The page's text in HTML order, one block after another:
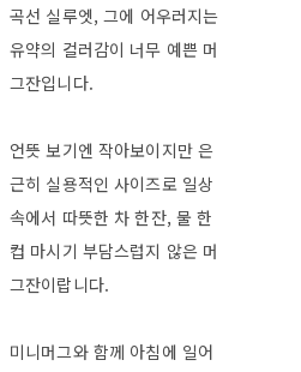
곡선 실루엣, 그에 어우러지는
유약의 컬러감이 너무 예쁜 머
그잔입니다.
언뜻 보기엔 작아보이지만 은
근히 실용적인 사이즈로 일상
속에서 따뜻한 차 한잔, 물 한
컵 마시기 부담스럽지 않은 머
그잔이랍니다.
미니머그와 함께 아침에 일어